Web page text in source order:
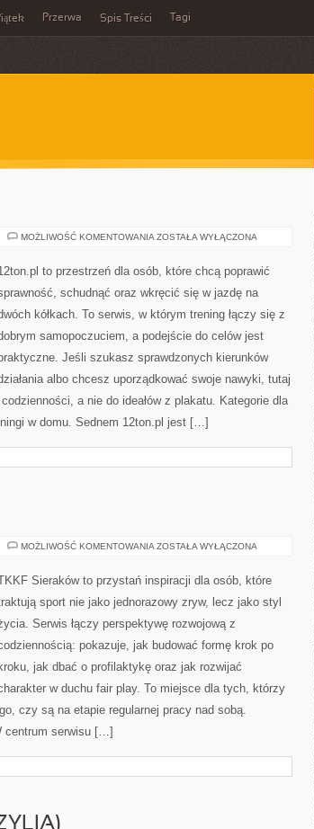
Przerwa Spis Treści Tagi
MOŻLIWOŚĆ KOMENTOWANIA DIETA
ZOSTAŁA WYŁĄCZONA
to przestrzeń dla osób, które chcą poprawić
schudnąć oraz wkręcić się w jazdę na
kółkach. To serwis, w którym trening łączy się z
samopoczuciem, a podejście do celów jest
Jeśli szukasz sprawdzonych kierunków
albo chcesz uporządkować swoje nawyki, tutaj
a nie do ideałów z plakatu. Kategorie dla
w domu. Sednem 12ton.pl jest […]
MOŻLIWOŚĆ KOMENTOWANIA LEKKOATLETYKA
ZOSTAŁA WYŁĄCZONA
Sieraków to przystań inspiracji dla osób, które
sport nie jako jednorazowy zryw, lecz jako styl
Serwis łączy perspektywę rozwojową z
pokazuje, jak budować formę krok po
kroku, jak dbać o profilaktykę oraz jak rozwijać
w duchu fair play. To miejsce dla tych, którzy
czy są na etapie regularnej pracy nad sobą.
centrum serwisu […]